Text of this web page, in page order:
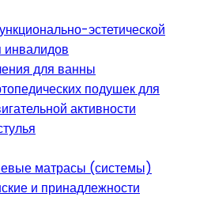
эстетической
для ванны
подушек для
активности
матрасы (системы)
и принадлежности